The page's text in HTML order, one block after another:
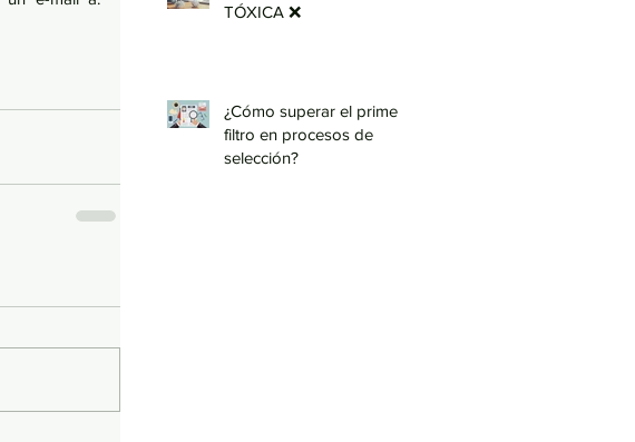
TÓXICA ❌
¿Cómo superar el primer
filtro en procesos de
selección?